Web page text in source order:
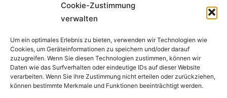
Cookie-Zustimmung
verwalten
Um ein optimales Erlebnis zu bieten, verwenden wir Technologien wie
Cookies, um Geräteinformationen zu speichern und/oder darauf
zuzugreifen. Wenn Sie diesen Technologien zustimmen, können wir
Daten wie das Surfverhalten oder eindeutige IDs auf dieser Website
verarbeiten. Wenn Sie ihre Zustimmung nicht erteilen oder zurückziehen,
können bestimmte Merkmale und Funktionen beeinträchtigt werden.
Bürger- und Heimatverein Refrath e.V.
51427 Bergisch Gladbach
Telefon:0171 1160874
vorstand@bhv-refrath.de